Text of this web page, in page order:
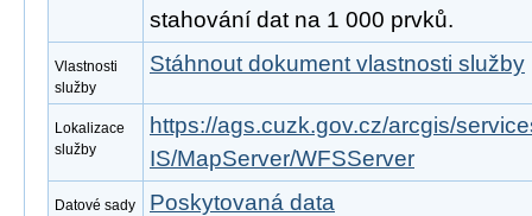
stahování dat na 1 000 prvků.
Vlastnosti
služby
Stáhnout dokument vlastnosti služby
Lokalizace
služby
https://ags.cuzk.gov.cz/arcgis/
IS/MapServer/WFSServer
Datové sady
Poskytovaná data